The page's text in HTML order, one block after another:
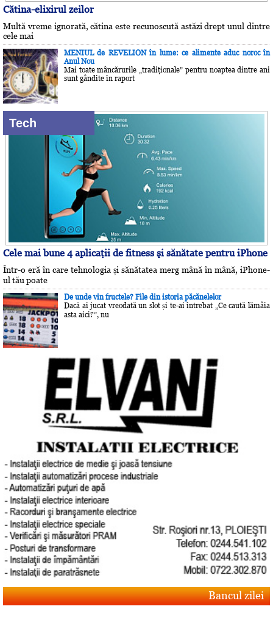
Cătina-elixirul zeilor
Multă vreme ignorată, cătina este recunoscută astăzi drept unul dintre
cele mai
MENIUL de REVELION în lume: ce alimente aduc noroc în
Anul Nou
Mai toate mâncărurile „tradiţionale” pentru noaptea dintre ani
sunt gândite în raport
Tech
Cele mai bune 4 aplicaţii de fitness şi sănătate pentru iPhone
Într-o eră în care tehnologia și sănătatea merg mână în mână, iPhone-
ul tău poate
De unde vin fructele? File din istoria păcănelelor
Dacă ai jucat vreodată un slot și te-ai întrebat „Ce caută lămâia
asta aici?”, nu
Bancul zilei